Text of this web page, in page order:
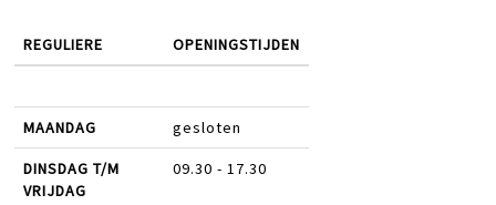
REGULIERE OPENINGSTIJDEN
MAANDAG gesloten
DINSDAG T/M
VRIJDAG
09.30 - 17.30